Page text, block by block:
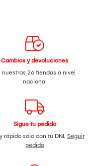
Cambios y devoluciones
nuestras 26 tiendas a nivel
nacional
Sigue tu pedido
rápido sólo con tu DNI. Seguir
pedido